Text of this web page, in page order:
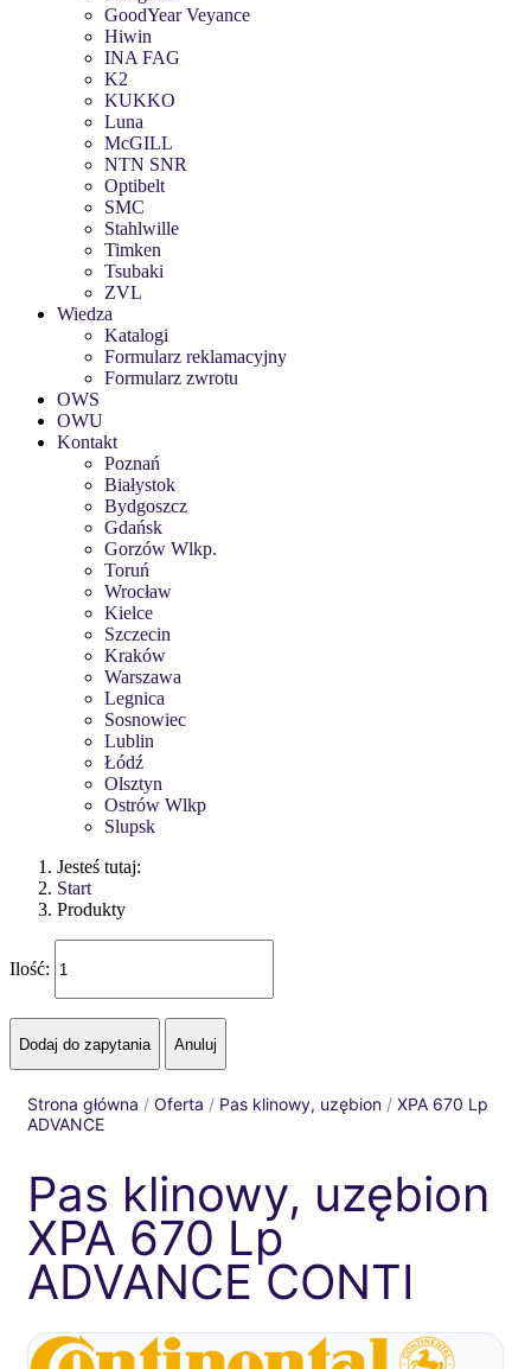
GoodYear Veyance
Hiwin
INA FAG
K2
KUKKO
Luna
McGILL
NTN SNR
Optibelt
SMC
Stahlwille
Timken
Tsubaki
ZVL
Wiedza
Katalogi
Formularz reklamacyjny
Formularz zwrotu
OWS
OWU
Kontakt
Poznań
Białystok
Bydgoszcz
Gdańsk
Gorzów Wlkp.
Toruń
Wrocław
Kielce
Szczecin
Kraków
Warszawa
Legnica
Sosnowiec
Lublin
Łódź
Olsztyn
Ostrów Wlkp
Slupsk
Jesteś tutaj:
Start
Produkty
Ilość:
Strona główna / Oferta / Pas klinowy, uzębion / XPA 670 Lp
ADVANCE
Pas klinowy, uzębion
XPA 670 Lp
ADVANCE CONTI